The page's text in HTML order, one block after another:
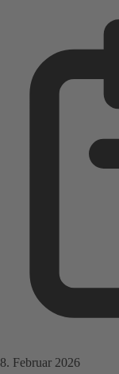
8. Februar 2026